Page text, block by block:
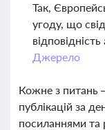
Так,
угоду, що
Джерело
Кожне з питань
публікацій за
посиланнями та